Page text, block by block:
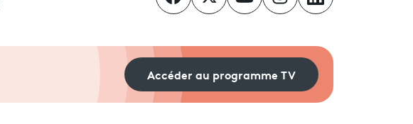
Accéder au programme TV